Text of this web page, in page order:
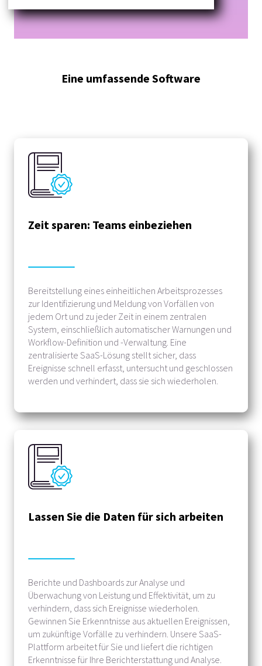
Eine umfassende Software
Zeit sparen: Teams einbeziehen
Bereitstellung eines einheitlichen Arbeitsprozesses
zur Identifizierung und Meldung von Vorfällen von
jedem Ort und zu jeder Zeit in einem zentralen
System, einschließlich automatischer Warnungen und
Workflow-Definition und -Verwaltung. Eine
zentralisierte SaaS-Lösung stellt sicher, dass
Ereignisse schnell erfasst, untersucht und geschlossen
werden und verhindert, dass sie sich wiederholen.
Lassen Sie die Daten für sich arbeiten
Berichte und Dashboards zur Analyse und
Überwachung von Leistung und Effektivität, um zu
verhindern, dass sich Ereignisse wiederholen.
Gewinnen Sie Erkenntnisse aus aktuellen Ereignissen,
um zukünftige Vorfälle zu verhindern. Unsere SaaS-
Plattform arbeitet für Sie und liefert die richtigen
Erkenntnisse für Ihre Berichterstattung und Analyse.